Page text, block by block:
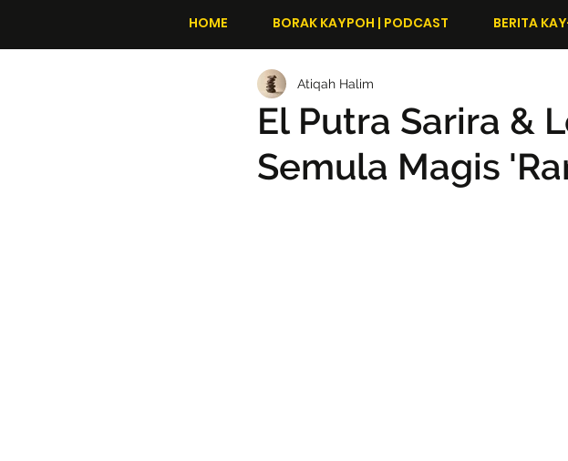
HOME BORAK KAYPOH | PODCAST BERITA
El Putra Sarira &
Semula Magis
Atiqah Halim